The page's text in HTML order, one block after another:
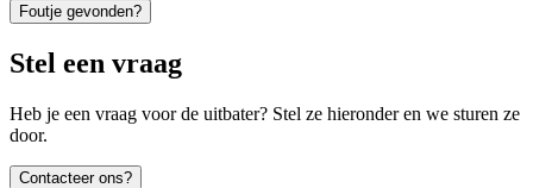
Foutje gevonden?
Stel een vraag
Heb je een vraag voor de uitbater? Stel ze hieronder en we sturen ze
door.
Contacteer ons?